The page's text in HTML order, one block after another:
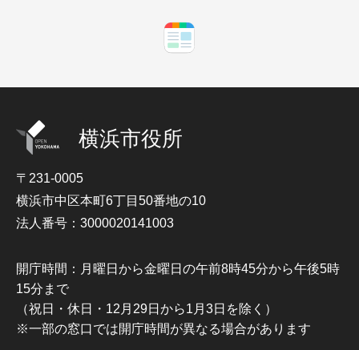
横浜市役所
〒231-0005
横浜市中区本町6丁目50番地の10
法人番号：3000020141003
開庁時間：月曜日から金曜日の午前8時45分から午後5時
15分まで
（祝日・休日・12月29日から1月3日を除く）
※一部の窓口では開庁時間が異なる場合があります